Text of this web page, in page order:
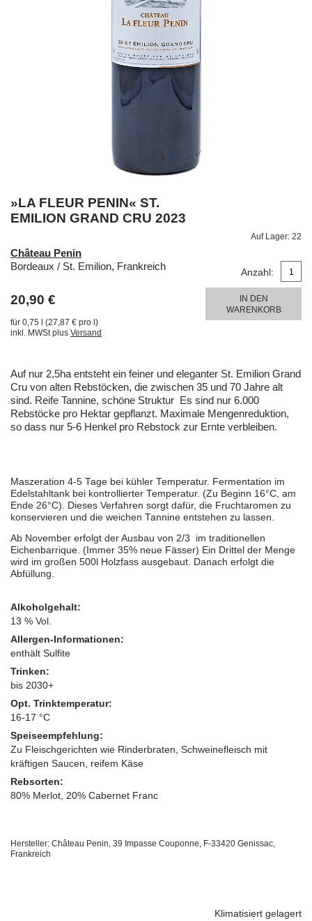
»LA FLEUR PENIN« ST.
EMILION GRAND CRU 2023
Château Penin
Bordeaux / St. Emilion, Frankreich
20,90 €
für 0,75 l (27,87 € pro l)
inkl. MWSt plus Versand
Auf Lager: 22
Anzahl:
IN DEN
WARENKORB
Auf nur 2,5ha entsteht ein feiner und eleganter St. Emilion Grand
Cru von alten Rebstöcken, die zwischen 35 und 70 Jahre alt
sind. Reife Tannine, schöne Struktur Es sind nur 6.000
Rebstöcke pro Hektar gepflanzt. Maximale Mengenreduktion,
so dass nur 5-6 Henkel pro Rebstock zur Ernte verbleiben.
Maszeration 4-5 Tage bei kühler Temperatur. Fermentation im
Edelstahltank bei kontrollierter Temperatur. (Zu Beginn 16°C, am
Ende 26°C). Dieses Verfahren sorgt dafür, die Fruchtaromen zu
konservieren und die weichen Tannine entstehen zu lassen.
Ab November erfolgt der Ausbau von 2/3 im traditionellen
Eichenbarrique. (Immer 35% neue Fässer) Ein Drittel der Menge
wird im großen 500l Holzfass ausgebaut. Danach erfolgt die
Abfüllung.
Alkoholgehalt:
13 % Vol.
Allergen-Informationen:
enthält Sulfite
Trinken:
bis 2030+
Opt. Trinktemperatur:
16-17 °C
Speiseempfehlung:
Zu Fleischgerichten wie Rinderbraten, Schweinefleisch mit
kräftigen Saucen, reifem Käse
Rebsorten:
80% Merlot, 20% Cabernet Franc
Hersteller: Château Penin, 39 Impasse Couponne, F-33420 Genissac,
Frankreich
Klimatisiert gelagert